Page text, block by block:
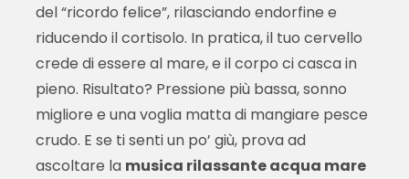
del “ricordo felice”, rilasciando endorfine e
riducendo il cortisolo. In pratica, il tuo cervello
crede di essere al mare, e il corpo ci casca in
pieno. Risultato? Pressione più bassa, sonno
migliore e una voglia matta di mangiare pesce
crudo. E se ti senti un po’ giù, prova ad
ascoltare la musica rilassante acqua mare